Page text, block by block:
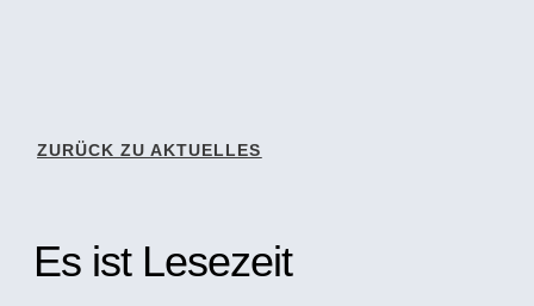
ZURÜCK ZU AKTUELLES
Es ist Lesezeit